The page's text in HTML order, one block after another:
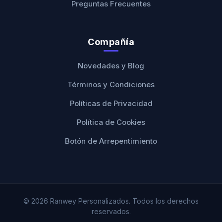
Preguntas Frecuentes
Compañía
Novedades y Blog
Términos y Condiciones
Políticas de Privacidad
Política de Cookies
Botón de Arrepentimiento
© 2026 Ranwey Personalizados. Todos los derechos
reservados.